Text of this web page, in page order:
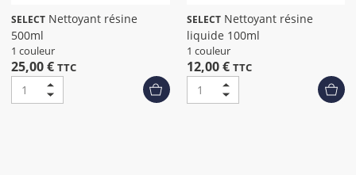
SELECT
500ml
1 couleur
25,00 € TTC
SELECTNettoyant résine
liquide 100ml
1 couleur
12,00 € TTC